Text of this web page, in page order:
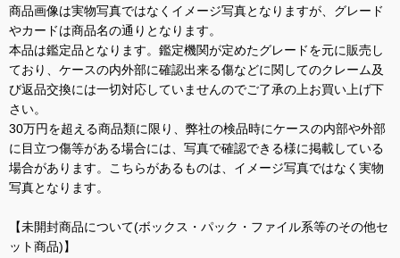
商品画像は実物写真ではなくイメージ写真となりますが、グレード
やカードは商品名の通りとなります。
本品は鑑定品となります。鑑定機関が定めたグレードを元に販売し
ており、ケースの内外部に確認出来る傷などに関してのクレーム及
び返品交換には一切対応していませんのでご了承の上お買い上げ下
さい。
30万円を超える商品類に限り、弊社の検品時にケースの内部や外部
に目立つ傷等がある場合には、写真で確認できる様に掲載している
場合があります。こちらがあるものは、イメージ写真ではなく実物
写真となります。
【未開封商品について(ボックス・パック・ファイル系等のその他セ
ット商品)】